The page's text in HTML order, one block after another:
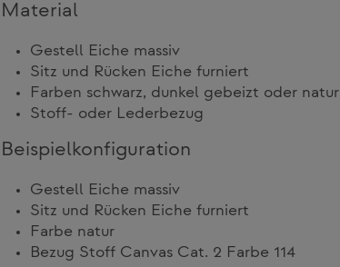
Material
Gestell Eiche massiv
Sitz und Rücken Eiche furniert
Farben schwarz, dunkel gebeizt oder natur
Stoff- oder Lederbezug
Beispielkonfiguration
Gestell Eiche massiv
Sitz und Rücken Eiche furniert
Farbe natur
Bezug Stoff Canvas Cat. 2 Farbe 114